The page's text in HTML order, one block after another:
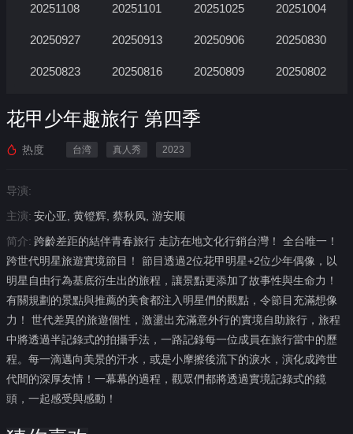
20251108 20251101 20251025 20251004
20250927 20250913 20250906 20250830
20250823 20250816 20250809 20250802
花甲少年趣旅行 第四季
热度 台湾 真人秀 2023
导演:
主演: 安心亚, 黄镫辉, 蔡秋凤, 游安顺
简介: 跨齡差距的結伴青春旅行 走訪在地文化行銷台灣！ 全台唯一！
跨世代明星旅遊實境節目！ 節目透過2位花甲明星+2位少年偶像，以
明星自由行為基底衍生出的旅程，讓景點更添加了故事性與生命力！
有關規劃的景點與推薦的美食都注入明星們的觀點，令節目充滿想像
力！ 世代差異的旅遊個性，激盪出充滿意外行的實境自助旅行，旅程
中將透過半記錄式的拍攝手法，一路記錄每一位成員在旅行當中的歷
程。每一滴邁向美景的汗水，或是小摩擦後流下的淚水，演化成跨世
代間的深厚友情！一幕幕的過程，觀眾們都將透過實境記錄式的鏡
頭，一起感受與感動！